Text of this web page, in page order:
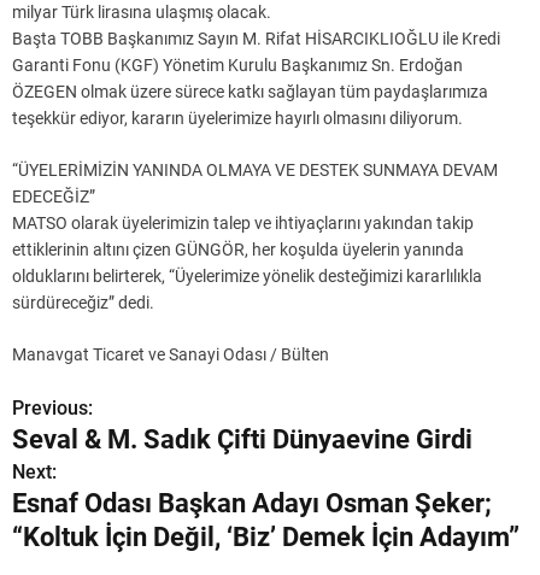
milyar Türk lirasına ulaşmış olacak.
Başta TOBB Başkanımız Sayın M. Rifat HİSARCIKLIOĞLU ile Kredi
Garanti Fonu (KGF) Yönetim Kurulu Başkanımız Sn. Erdoğan
ÖZEGEN olmak üzere sürece katkı sağlayan tüm paydaşlarımıza
teşekkür ediyor, kararın üyelerimize hayırlı olmasını diliyorum.
“ÜYELERİMİZİN YANINDA OLMAYA VE DESTEK SUNMAYA DEVAM
EDECEĞİZ”
MATSO olarak üyelerimizin talep ve ihtiyaçlarını yakından takip
ettiklerinin altını çizen GÜNGÖR, her koşulda üyelerin yanında
olduklarını belirterek, “Üyelerimize yönelik desteğimizi kararlılıkla
sürdüreceğiz” dedi.
Manavgat Ticaret ve Sanayi Odası / Bülten
Y
a
z
Previous:
Seval & M. Sadık Çifti Dünyaevine Girdi
Next:
Esnaf Odası Başkan Adayı Osman Şeker;
“Koltuk İçin Değil, ‘Biz’ Demek İçin Adayım”